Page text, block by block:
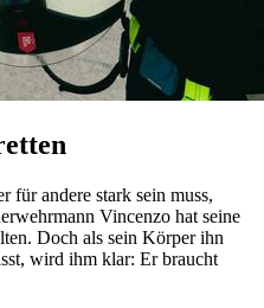
für andere stark sein muss,
Vincenzo hat seine
Doch als sein Körper ihn
wird ihm klar: Er braucht